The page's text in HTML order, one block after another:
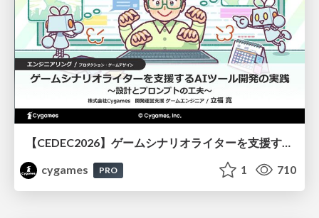
【CEDEC2026】ゲームシナリオライターを支援するAIツール開発の実践 ― 設計とプロンプトの工夫 ―
cygames
PRO 1 710